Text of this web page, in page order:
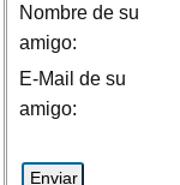
Nombre de su
amigo:
E-Mail de su
amigo: